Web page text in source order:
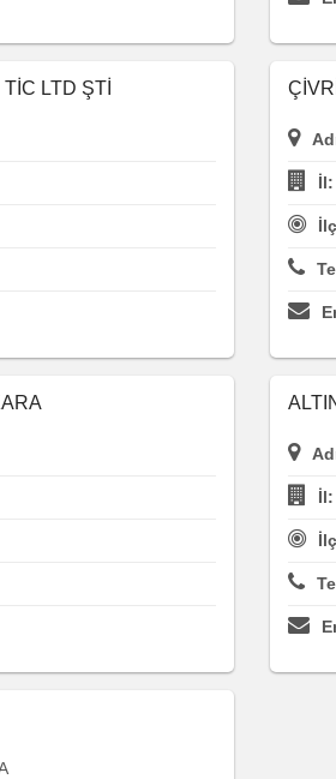
LTD ŞTİ
İl:
İl: